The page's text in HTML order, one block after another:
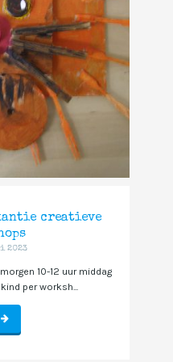
creatieve
2023
10-12 uur middag
per worksh...